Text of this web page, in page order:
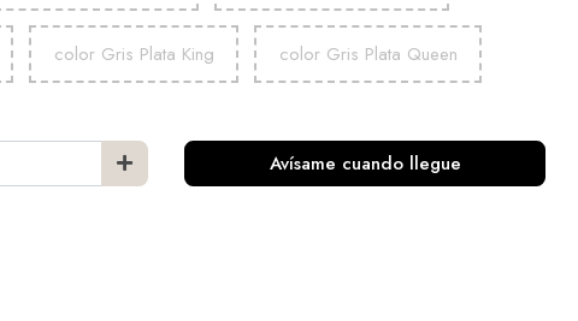
color Gris Plata King color Gris Plata Queen
Avísame cuando llegue